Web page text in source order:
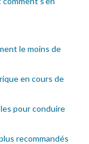
le moins de
en cours de
pour conduire
recommandés